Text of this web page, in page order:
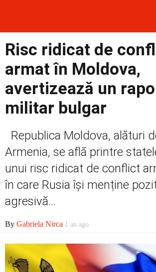
Politică
Economic
Risc ridicat de
armat în Moldova,
avertizează un
militar bulgar
Republica Moldova, alături
Armenia, se află printre
unui risc ridicat de conflict
în care Rusia își menține
agresivă...
By Gabriela Nirca 1 an ago